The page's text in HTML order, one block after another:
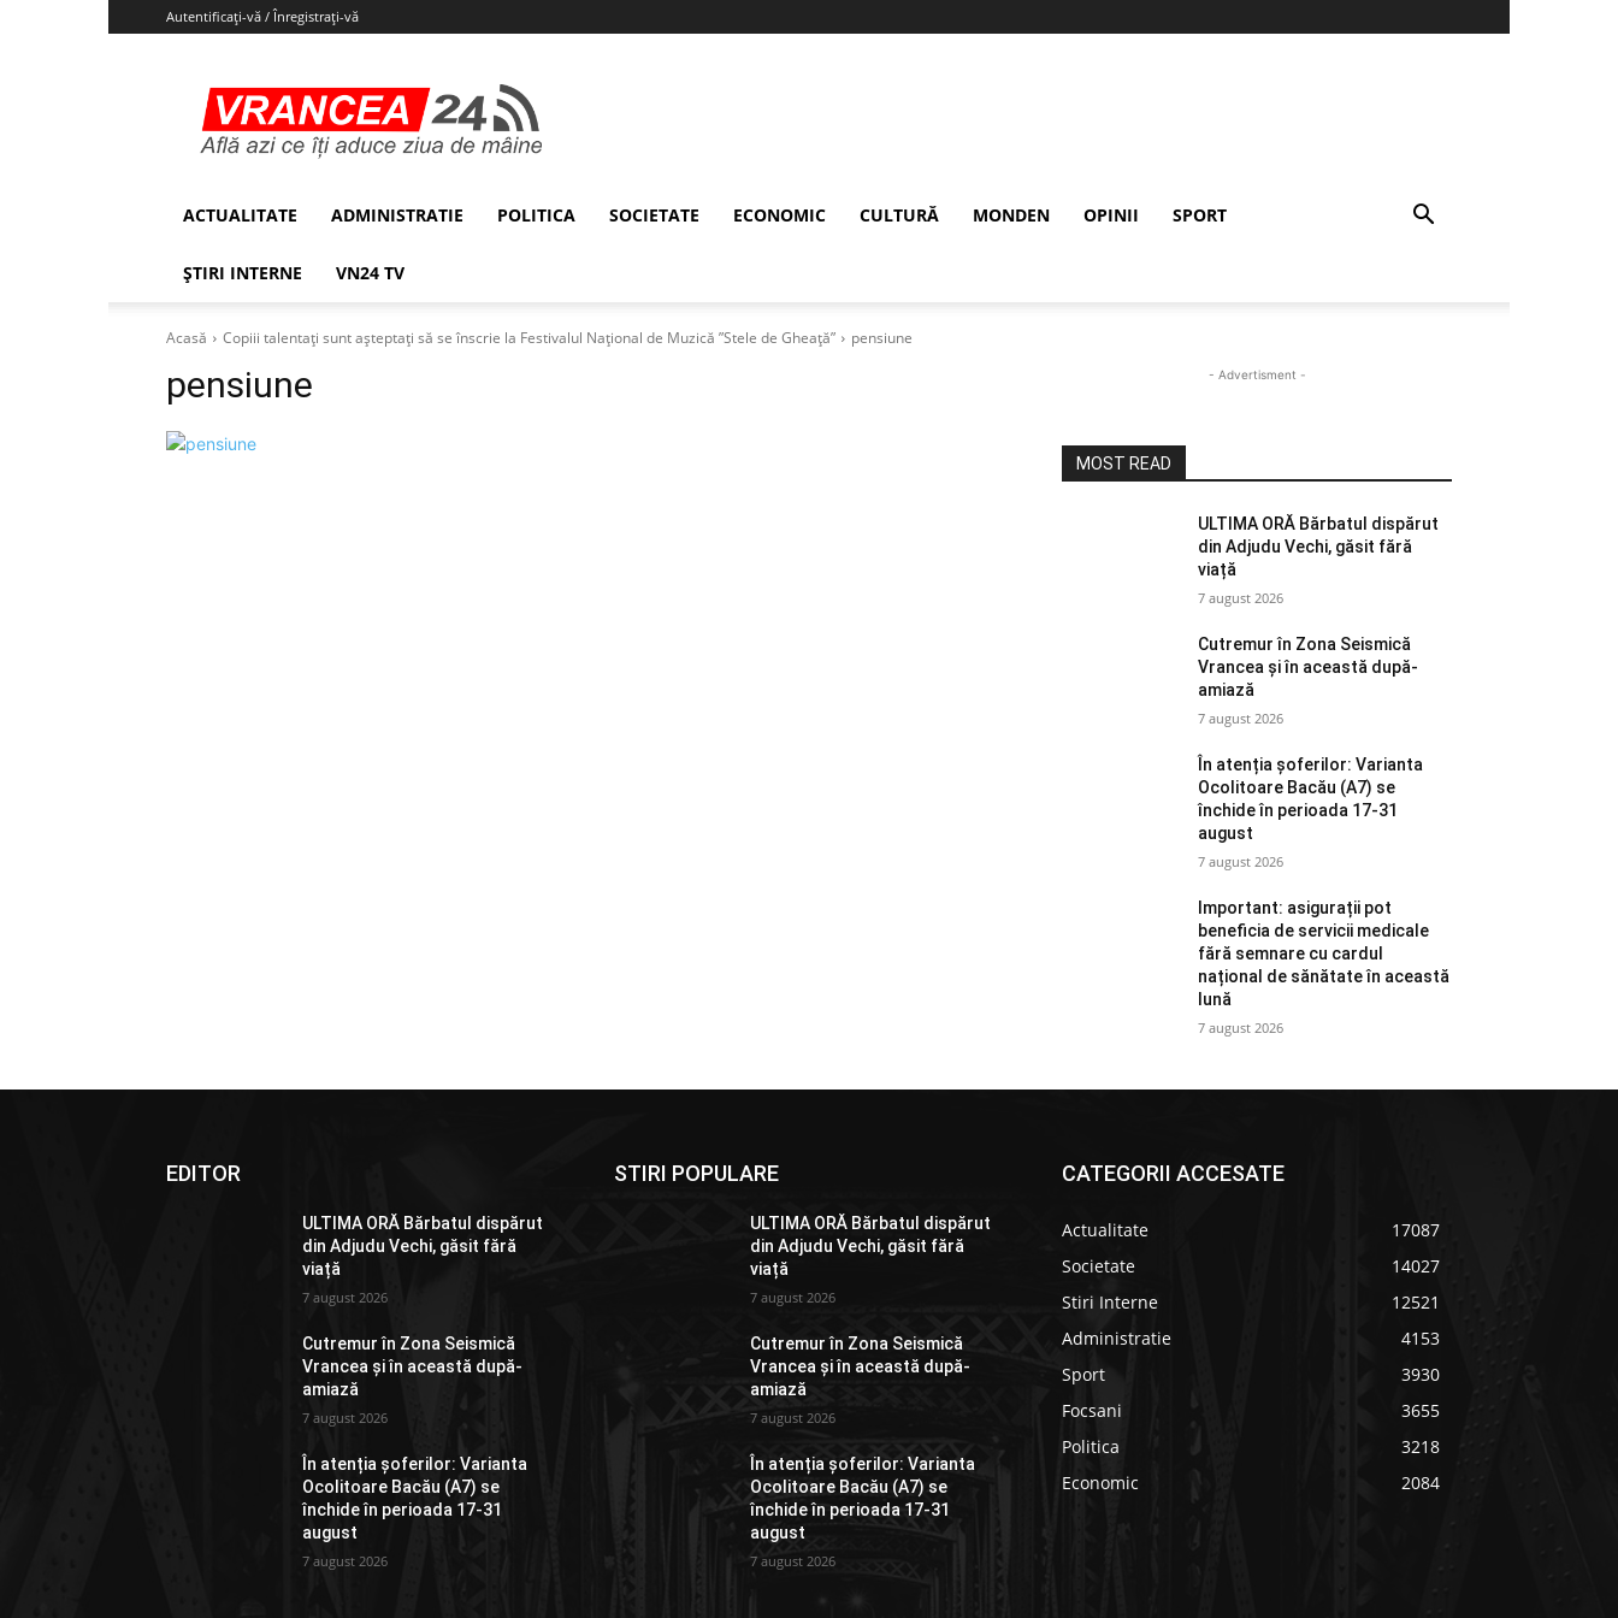
Autentificați-vă / Înregistrați-vă
ACTUALITATE ADMINISTRATIE POLITICA SOCIETATE ECONOMIC CULTURĂ MONDEN OPINII SPORT
ȘTIRI INTERNE VN24 TV
Acasă Copiii talentați sunt așteptați să se înscrie la Festivalul Național de Muzică ”Stele de Gheață” pensiune
pensiune - Advertisment -
MOST READ
ULTIMA ORĂ Bărbatul dispărut
din Adjudu Vechi, găsit fără
viață
7 august 2026
Cutremur în Zona Seismică
Vrancea și în această după-
amiază
7 august 2026
În atenția șoferilor: Varianta
Ocolitoare Bacău (A7) se
închide în perioada 17-31
august
7 august 2026
Important: asigurații pot
beneficia de servicii medicale
fără semnare cu cardul
național de sănătate în această
lună
7 august 2026
EDITOR
ULTIMA ORĂ Bărbatul dispărut
din Adjudu Vechi, găsit fără
viață
7 august 2026
Cutremur în Zona Seismică
Vrancea și în această după-
amiază
7 august 2026
În atenția șoferilor: Varianta
Ocolitoare Bacău (A7) se
închide în perioada 17-31
august
7 august 2026
STIRI POPULARE
ULTIMA ORĂ Bărbatul dispărut
din Adjudu Vechi, găsit fără
viață
7 august 2026
Cutremur în Zona Seismică
Vrancea și în această după-
amiază
7 august 2026
În atenția șoferilor: Varianta
Ocolitoare Bacău (A7) se
închide în perioada 17-31
august
7 august 2026
CATEGORII ACCESATE
Actualitate
17087
Societate
14027
Stiri Interne
12521
Administratie
4153
Sport
3930
Focsani
3655
Politica
3218
Economic
2084